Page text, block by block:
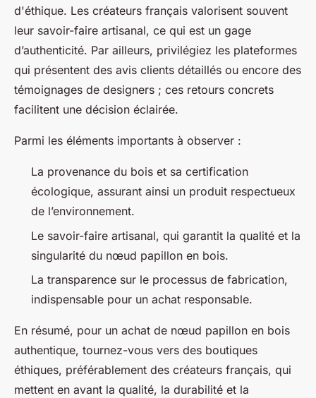
d'éthique. Les créateurs français valorisent souvent
leur savoir-faire artisanal, ce qui est un gage
d’authenticité. Par ailleurs, privilégiez les plateformes
qui présentent des avis clients détaillés ou encore des
témoignages de designers ; ces retours concrets
facilitent une décision éclairée.
Parmi les éléments importants à observer :
La provenance du bois et sa certification
écologique, assurant ainsi un produit respectueux
de l’environnement.
Le savoir-faire artisanal, qui garantit la qualité et la
singularité du nœud papillon en bois.
La transparence sur le processus de fabrication,
indispensable pour un achat responsable.
En résumé, pour un achat de nœud papillon en bois
authentique, tournez-vous vers des boutiques
éthiques, préférablement des créateurs français, qui
mettent en avant la qualité, la durabilité et la